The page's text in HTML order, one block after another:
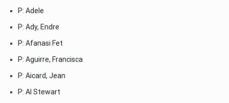
P: Adele
P: Ady, Endre
P: Afanasi Fet
P: Aguirre, Francisca
P: Aicard, Jean
P: Al Stewart